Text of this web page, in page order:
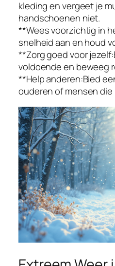
kleding en vergeet je
handschoenen niet.
**Wees voorzichtig in
snelheid aan en houd
**Zorg goed voor
voldoende en beweeg
**Help anderen:Bied
ouderen of mensen die